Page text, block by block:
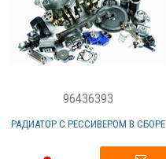
96436393
РАДИАТОР С РЕССИВЕРОМ В СБОРЕ